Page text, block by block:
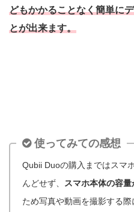
どもかかることなく簡単に
とが出来ます。
使ってみての感想
Qubii Duoの購入まではスマ
んどせず、 スマホ本体の容
ため写真や動画を撮影する